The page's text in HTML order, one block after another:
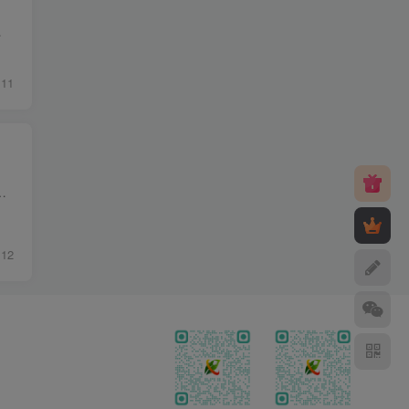
下解压 2...
11
模板主题（也被称为：mxonepro）是一款全新的...
12